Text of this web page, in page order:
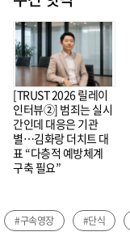
[TRUST 2026 릴레이
인터뷰②] 범죄는 실시
간인데 대응은 기관
별…김화랑 더치트 대
표 “다층적 예방체계
구축 필요”
#구속영장 #단식